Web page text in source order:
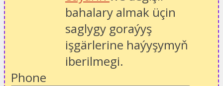
bahalary almak üçin
saglygy goraýyş
işgärlerine haýyşymyň
iberilmegi.
Phone